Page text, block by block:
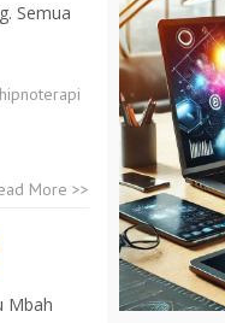
Semua
hipnoterapi
More >>
Mbah